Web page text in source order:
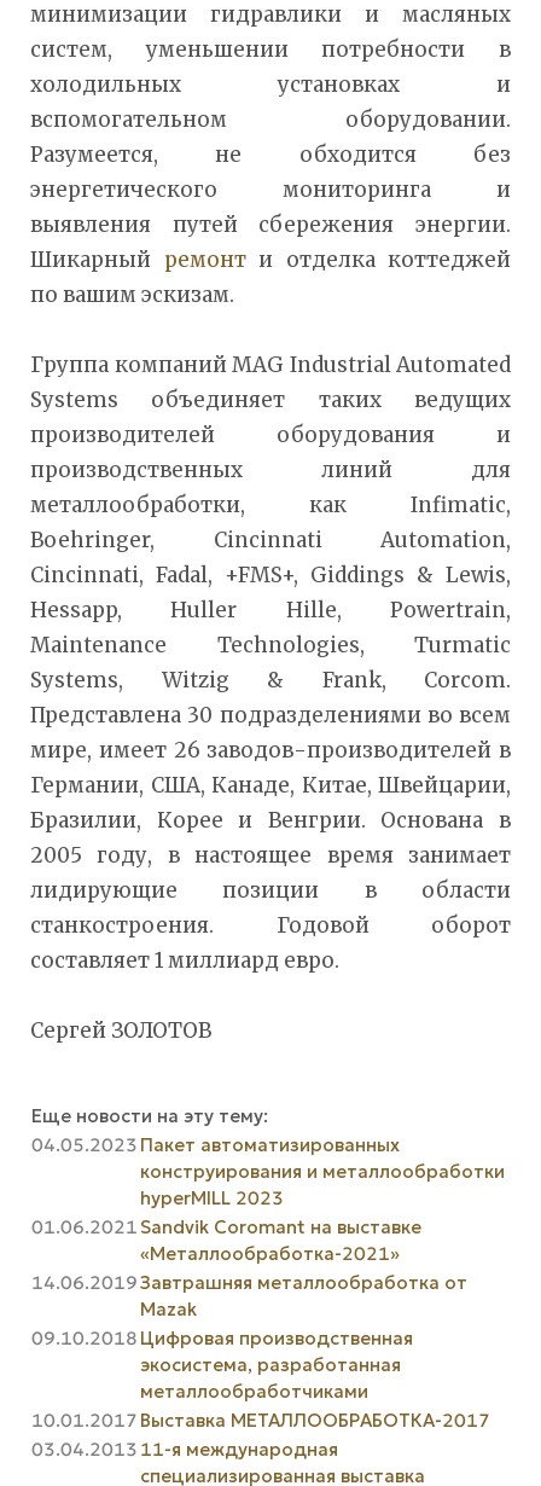
минимизации гидравлики и масляных
систем, уменьшении потребности в
холодильных установках и
вспомогательном оборудовании.
Разумеется, не обходится без
энергетического мониторинга и
выявления путей сбережения энергии.
Шикарный ремонти отделка коттеджей
по вашим эскизам.
Группа компаний MAG Industrial Automated
Systems объединяет таких ведущих
производителей оборудования и
производственных линий для
металлообработки, как Infimatic,
Boehringer, Cincinnati Automation,
Cincinnati, Fadal, +FMS+, Giddings & Lewis,
Hessapp, Huller Hille, Powertrain,
Maintenance Technologies, Turmatic
Systems, Witzig & Frank, Corcom.
Представлена 30 подразделениями во всем
мире, имеет 26 заводов-производителей в
Германии, США, Канаде, Китае, Швейцарии,
Бразилии, Корее и Венгрии. Основана в
2005 году, в настоящее время занимает
лидирующие позиции в области
станкостроения. Годовой оборот
составляет 1 миллиард евро.
Сергей ЗОЛОТОВ
Еще новости на эту тему:
04.05.2023 Пакет автоматизированных
конструирования и металлообработки
hyperMILL 2023
01.06.2021 Sandvik Coromant на выставке
«Металлообработка-2021»
14.06.2019Завтрашняя металлообработка от
Mazak
09.10.2018 Цифровая производственная
экосистема, разработанная
металлообработчиками
10.01.2017 Выставка МЕТАЛЛООБРАБОТКА-2017
03.04.2013 11-я международная
специализированная выставка